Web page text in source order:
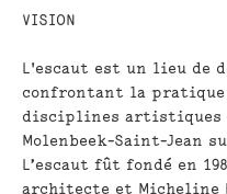
VISION
L'escaut est un lieu de
confrontant la pratique
disciplines artistiques
Molenbeek-Saint-Jean
L’escaut fût fondé en
architecte et Micheline